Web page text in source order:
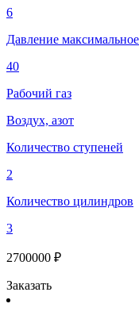
6
Давление
40
Рабочий газ
Воздух, азот
Количество ступеней
2
Количество цилиндров
3
2700000 ₽
Заказать